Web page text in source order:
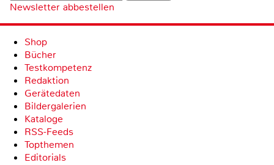
Newsletter abbestellen
Shop
Bücher
Testkompetenz
Redaktion
Gerätedaten
Bildergalerien
Kataloge
RSS-Feeds
Topthemen
Editorials